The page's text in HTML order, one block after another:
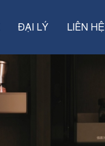
ĐẠI LÝ LIÊN HỆ